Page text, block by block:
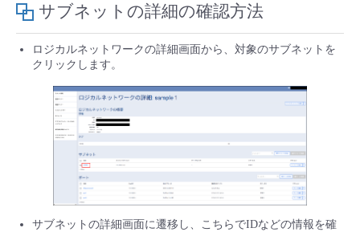
サブネットの詳細の確認方法
ロジカルネットワークの詳細画面から、対象のサブネットを
クリックします。
サブネットの詳細画面に遷移し、こちらでIDなどの情報を確